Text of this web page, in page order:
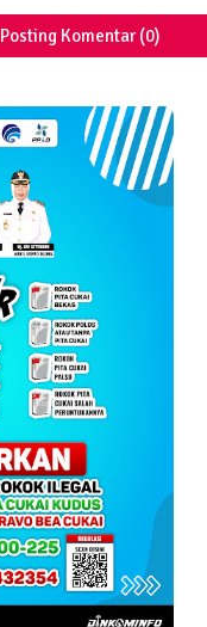
Posting Komentar (0)